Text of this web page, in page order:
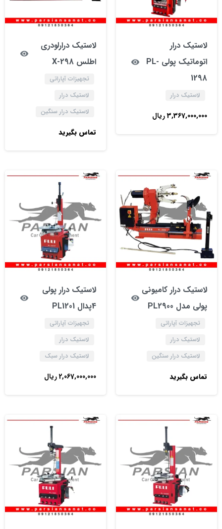
لاستیک درار
اتوماتیک پولی PL-
1298
لاستیک درار
3,367,000,000ریال
لاستیک درارلودری
اطلس X-298
تجهیزات آپاراتی
لاستیک درار
لاستیک درار سنگین
تماس بگیرید
لاستیک درار کامیونی
پولی مدل PL2900
تجهیزات آپاراتی
لاستیک درار
لاستیک درار سنگین
تماس بگیرید
لاستیک درار پولی
4پدال PL1201
تجهیزات آپاراتی
لاستیک درار
لاستیک درار سبک
2,067,000,000ریال